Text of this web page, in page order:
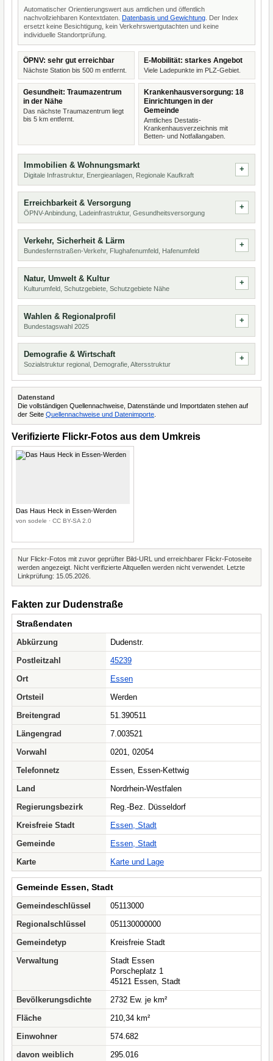
Automatischer Orientierungswert aus amtlichen und öffentlich
nachvollziehbaren Kontextdaten. Datenbasis und Gewichtung . Der Index
ersetzt keine Besichtigung, kein Verkehrswertgutachten und keine
individuelle Standortprüfung.
ÖPNV: sehr gut erreichbar
Nächste Station bis 500 m entfernt.
E-Mobilität: starkes Angebot
Viele Ladepunkte im PLZ-Gebiet.
Gesundheit: Traumazentrum
in der Nähe
Das nächste Traumazentrum liegt
bis 5 km entfernt.
Krankenhausversorgung: 18
Einrichtungen in der
Gemeinde
Amtliches Destatis-
Krankenhausverzeichnis mit
Betten- und Notfallangaben.
Immobilien & Wohnungsmarkt
Digitale Infrastruktur, Energieanlagen, Regionale Kaufkraft
Erreichbarkeit & Versorgung
ÖPNV-Anbindung, Ladeinfrastruktur, Gesundheitsversorgung
Verkehr, Sicherheit & Lärm
Bundesfernstraßen-Verkehr, Flughafenumfeld, Hafenumfeld
Natur, Umwelt & Kultur
Kulturumfeld, Schutzgebiete, Schutzgebiete Nähe
Wahlen & Regionalprofil
Bundestagswahl 2025
Demografie & Wirtschaft
Sozialstruktur regional, Demografie, Altersstruktur
Datenstand
Die vollständigen Quellennachweise, Datenstände und Importdaten stehen auf
der Seite Quellennachweise und Datenimporte
Verifizierte Flickr-Fotos aus dem Umkreis
Das Haus Heck in Essen-Werden
von sodele · CC BY-SA 2.0
Nur Flickr-Fotos mit zuvor geprüfter Bild-URL und erreichbarer Flickr-Fotoseite
werden angezeigt. Nicht verifizierte Altquellen werden nicht verwendet. Letzte
Linkprüfung: 15.05.2026.
Fakten zur Dudenstraße
Straßendaten
Abkürzung
Dudenstr.
Postleitzahl
45239
Ort
Essen
Ortsteil
Werden
Breitengrad
51.390511
Längengrad
7.003521
Vorwahl
0201, 02054
Telefonnetz
Essen, Essen-Kettwig
Land
Nordrhein-Westfalen
Regierungsbezirk
Reg.-Bez. Düsseldorf
Kreisfreie Stadt
Essen, Stadt
Gemeinde
Essen, Stadt
Karte
Karte und Lage
Gemeinde Essen, Stadt
Gemeindeschlüssel
05113000
Regionalschlüssel
051130000000
Gemeindetyp
Kreisfreie Stadt
Verwaltung
Stadt Essen
Porscheplatz 1
45121 Essen, Stadt
Bevölkerungsdichte
2732 Ew. je km²
Fläche
210,34 km²
Einwohner
574.682
davon weiblich
295.016